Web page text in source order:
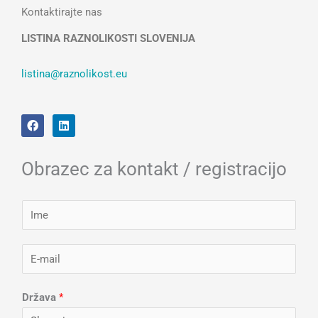
Kontaktirajte nas
LISTINA RAZNOLIKOSTI SLOVENIJA
listina@raznolikost.eu
F
a
b
o
k
L
i
e
d
n
Obrazec za kontakt / registracijo
m
e
-
m
a
Država *